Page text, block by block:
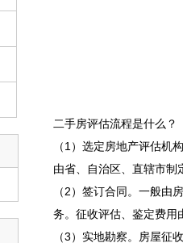
二手房评估流程是什么？
（1）选定房地产评估机
由省、自治区、直辖市制
（2）签订合同。一般由
务。征收评估、鉴定费用
（3）实地勘察。房屋征